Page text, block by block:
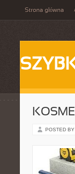
Strona główna
POSTED BY